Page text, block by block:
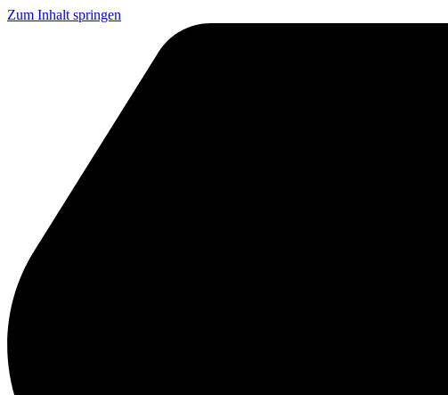
Zum Inhalt springen